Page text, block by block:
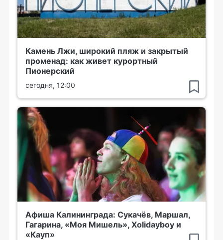
Камень Лжи, широкий пляж и закрытый
променад: как живет курортный
Пионерский
сегодня, 12:00
Афиша Калининграда: Сукачёв, Маршал,
Гагарина, «Моя Мишель», Xolidayboy и
«Кауп»